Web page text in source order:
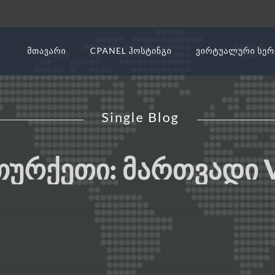
ᲛᲗᲐᲕᲐᲠᲘ CPANEL ᲰᲝᲡᲢᲘᲜᲒᲘ ᲕᲘᲠᲢᲣᲐᲚᲣᲠᲘ
Single Blog
ᲛᲐᲠᲗᲕᲐᲓᲘ